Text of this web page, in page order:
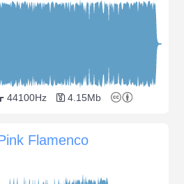
44100Hz 4.15Mb
Flamenco